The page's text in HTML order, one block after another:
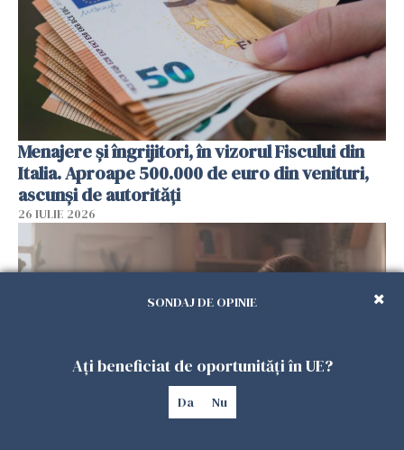
Menajere și îngrijitori, în vizorul Fiscului din
Italia. Aproape 500.000 de euro din venituri,
ascunși de autorități
26 IULIE 2026
SONDAJ DE OPINIE
Ați beneficiat de oportunități în UE?
Da Nu